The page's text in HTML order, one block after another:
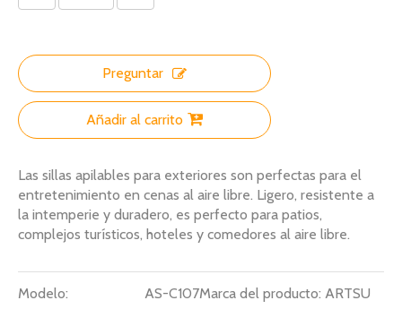
Preguntar
Añadir al carrito
Las sillas apilables para exteriores son perfectas para el
entretenimiento en cenas al aire libre. Ligero, resistente a
la intemperie y duradero, es perfecto para patios,
complejos turísticos, hoteles y comedores al aire libre.
Modelo: AS-C107Marca del producto: ARTSU